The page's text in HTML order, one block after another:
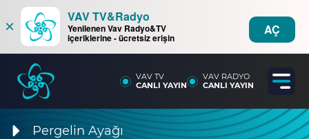
×
VAV TV&Radyo
Yenilenen Vav Radyo&TV
içeriklerine - ücretsiz erişin
AÇ
VAV TV
CANLI YAYIN
VAV RADYO
CANLI YAYIN
Pergelin Ayağı